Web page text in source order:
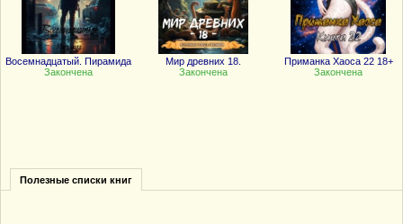
Восемнадцатый. Пирамида
Закончена
Мир древних 18.
Закончена
Приманка Хаоса 22 18+
Закончена
Полезные списки книг